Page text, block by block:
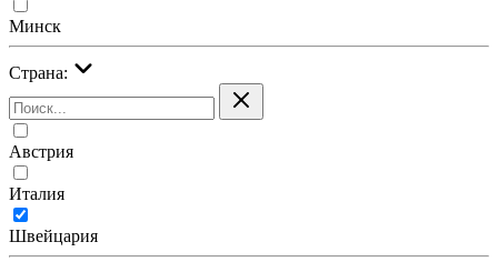
Минск
Страна:
Австрия
Италия
Швейцария